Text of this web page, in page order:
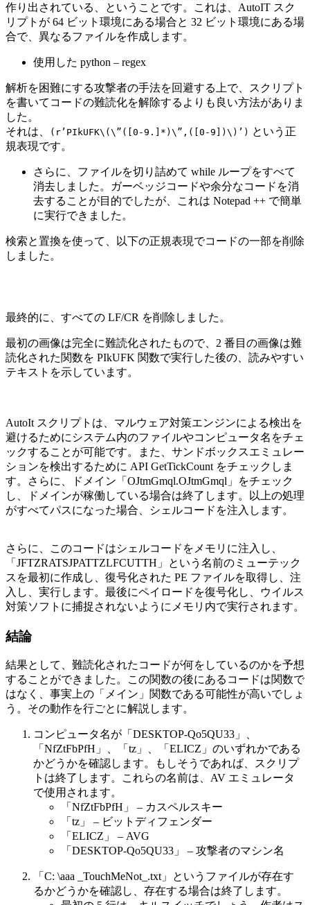
作り出されている、ということです。これは、AutoIT スク
リプトが 64 ビット環境にある場合と 32 ビット環境にある場
合で、異なるファイルを作成します。
使用した python – regex
解析を困難にする攻撃者の手法を回避する上で、スクリプト
を書いてコードの難読化を解除するよりも良い方法がありま
した。
それは、
(r’PIkUFK\(\”([0-9.]*)\”,([0-9])\)’) という正
規表現です。
さらに、ファイルを切り詰めて while ループをすべて
消去しました。ガーベッジコードや余分なコードを消
去することが目的でしたが、これは Notepad ++ で簡単
に実行できました。
検索と置換を使って、以下の正規表現でコードの一部を削除
しました。
最終的に、すべての LF/CR を削除しました。
最初の画像は完全に難読化されたもので、2 番目の画像は難
読化された関数を PIkUFK 関数で実行した後の、読みやすい
テキストを示しています。
AutoIt スクリプトは、マルウェア対策エンジンによる検出を
避けるためにシステム内のファイルやコンピュータ名をチェ
ックすることが可能です。また、サンドボックスエミュレー
ションを検出するために API GetTickCount をチェックしま
す。さらに、ドメイン「OJtmGmql.OJtmGmql」をチェック
し、ドメインが稼働している場合は終了します。以上の処理
がすべてパスになった場合、シェルコードを注入します。
さらに、このコードはシェルコードをメモリに注入し、
「JFTZRATSJPATTZLFCUTTH」という名前のミューテック
スを最初に作成し、復号化された PE ファイルを取得し、注
入し、実行します。最後にペイロードを復号化し、ウイルス
対策ソフトに捕捉されないようにメモリ内で実行されます。
結論
結果として、難読化されたコードが何をしているのかを予想
することができました。この関数の後にあるコードは関数で
はなく、事実上の「メイン」関数である可能性が高いでしょ
う。その動作を行ごとに解説します。
コンピュータ名が「DESKTOP-Qo5QU33」、
「NfZtFbPfH」、「tz」、「ELICZ」のいずれかである
かどうかを確認します。もしそうであれば、スクリプ
トは終了します。これらの名前は、AV エミュレータ
で使用されます。
「NfZtFbPfH」 – カスペルスキー
「tz」 – ビットディフェンダー
「ELICZ」 – AVG
「DESKTOP-Qo5QU33」 – 攻撃者のマシン名
「C: \aaa _TouchMeNot_.txt」というファイルが存在す
るかどうかを確認し、存在する場合は終了します。